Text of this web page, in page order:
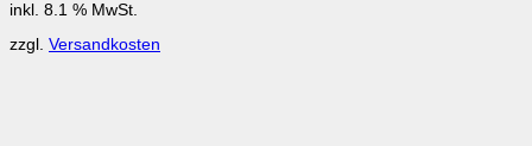
inkl. 8.1 % MwSt.
zzgl. Versandkosten